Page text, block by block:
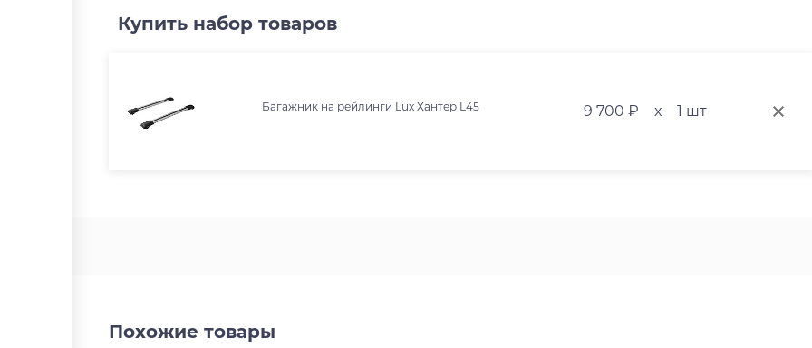
Купить набор товаров
Багажник на рейлинги Lux Хантер L45 9 700 ₽ x 1 шт
Похожие товары